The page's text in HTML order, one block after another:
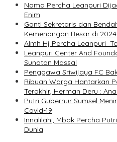
Nama Percha Leanpuri
Enim
Ganti Sekretaris dan
Kemenangan Besar di 2024
Almh Hj Percha Leanpuri
Leanpuri Center And
Sunatan Massal
Penggawa Sriwijaya FC
Ribuan Warga Hantarkan
Terakhir, Herman Deru :
Putri Gubernur Sumsel
Covid-19
Innalilahi, Mbak Percha
Dunia